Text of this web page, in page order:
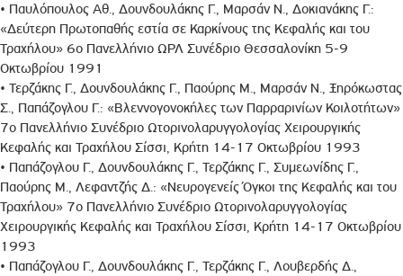
• Παυλόπουλος Αθ., Δουνδουλάκης Γ., Μαρσάν Ν., Δοκιανάκης Γ.:
«Δεύτερη Πρωτοπαθής εστία σε Καρκίνους της Κεφαλής και του
Τραχήλου» 6ο Πανελλήνιο ΩΡΛ Συνέδριο Θεσσαλονίκη 5-9
Οκτωβρίου 1991
• Τερζάκης Γ., Δουνδουλάκης Γ., Παούρης Μ., Μαρσάν Ν., Ξηρόκωστας
Σ., Παπάζογλου Γ.: «Βλεννογονοκήλες των Παρραρινίων Κοιλοτήτων»
7ο Πανελλήνιο Συνέδριο Ωτορινολαρυγγολογίας Χειρουργικής
Κεφαλής και Τραχήλου Σίσσι, Κρήτη 14-17 Οκτωβρίου 1993
• Παπάζογλου Γ., Δουνδουλάκης Γ., Τερζάκης Γ., Συμεωνίδης Γ.,
Παούρης Μ., Λεφαντζής Δ.: «Νευρογενείς Όγκοι της Κεφαλής και του
Τραχήλου» 7ο Πανελλήνιο Συνέδριο Ωτορινολαρυγγολογίας
Χειρουργικής Κεφαλής και Τραχήλου Σίσσι, Κρήτη 14-17 Οκτωβρίου
1993
• Παπάζογλου Γ., Δουνδουλάκης Γ., Τερζάκης Γ., Λουβερδής Δ.,